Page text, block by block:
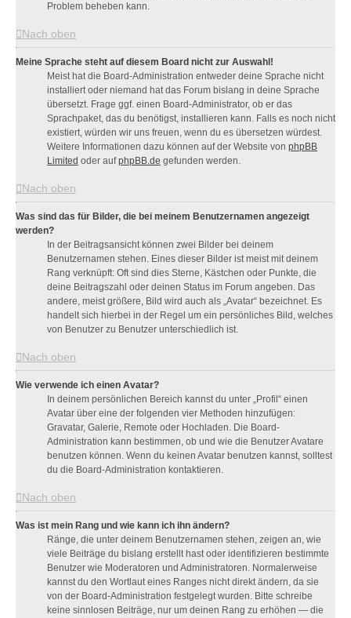
Problem beheben kann.
Nach oben
Meine Sprache steht auf diesem Board nicht zur Auswahl!
Meist hat die Board-Administration entweder deine Sprache nicht
installiert oder niemand hat das Forum bislang in deine Sprache
übersetzt. Frage ggf. einen Board-Administrator, ob er das
Sprachpaket, das du benötigst, installieren kann. Falls es noch nicht
existiert, würden wir uns freuen, wenn du es übersetzen würdest.
Weitere Informationen dazu können auf der Website von phpBB
Limited oder aufphpBB.de gefunden werden.
Nach oben
Was sind das für Bilder, die bei meinem Benutzernamen angezeigt
werden?
In der Beitragsansicht können zwei Bilder bei deinem
Benutzernamen stehen. Eines dieser Bilder ist meist mit deinem
Rang verknüpft: Oft sind dies Sterne, Kästchen oder Punkte, die
deine Beitragszahl oder deinen Status im Forum angeben. Das
andere, meist größere, Bild wird auch als „Avatar“ bezeichnet. Es
handelt sich hierbei in der Regel um ein persönliches Bild, welches
von Benutzer zu Benutzer unterschiedlich ist.
Nach oben
Wie verwende ich einen Avatar?
In deinem persönlichen Bereich kannst du unter „Profil“ einen
Avatar über eine der folgenden vier Methoden hinzufügen:
Gravatar, Galerie, Remote oder Hochladen. Die Board-
Administration kann bestimmen, ob und wie die Benutzer Avatare
benutzen können. Wenn du keinen Avatar benutzen kannst, solltest
du die Board-Administration kontaktieren.
Nach oben
Was ist mein Rang und wie kann ich ihn ändern?
Ränge, die unter deinem Benutzernamen stehen, zeigen an, wie
viele Beiträge du bislang erstellt hast oder identifizieren bestimmte
Benutzer wie Moderatoren und Administratoren. Normalerweise
kannst du den Wortlaut eines Ranges nicht direkt ändern, da sie
von der Board-Administration festgelegt wurden. Bitte schreibe
keine sinnlosen Beiträge, nur um deinen Rang zu erhöhen — die